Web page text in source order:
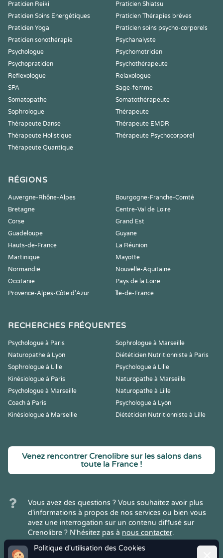
Politique d'utilisation des Cookies
Praticien Reiki
Praticien Shiatsu
Praticien Soins Energétiques
Praticien Thérapies brèves
Praticien Yoga
Praticien soins psycho-corporels
Praticien sonothérapie
Psychanalyste
Psychologue
Psychomotricien
Psychopraticien
Psychothérapeute
Reflexologue
Relaxologue
SPA
Sage-femme
Somatopathe
Somatothérapeute
Sophrologue
Thérapeute
Thérapeute Danse
Thérapeute EMDR
Thérapeute Holistique
Thérapeute Psychocorporel
Thérapeute Quantique
RÉGIONS
Auvergne-Rhône-Alpes
Bourgogne-Franche-Comté
Bretagne
Centre-Val de Loire
Corse
Grand Est
Guadeloupe
Guyane
Hauts-de-France
La Réunion
Martinique
Mayotte
Normandie
Nouvelle-Aquitaine
Occitanie
Pays de la Loire
Provence-Alpes-Côte d'Azur
Île-de-France
RECHERCHES FRÉQUENTES
Psychologue à Paris
Sophrologue à Marseille
Naturopathe à Lyon
Diététicien Nutritionniste à Paris
Sophrologue à Lille
Psychologue à Lille
Kinésiologue à Paris
Naturopathe à Marseille
Psychologue à Marseille
Naturopathe à Lille
Coach à Paris
Psychologue à Lyon
Kinésiologue à Marseille
Diététicien Nutritionniste à Lille
Venez rencontrer Crenolibre sur les salons dans
toute la France !
Vous avez des questions ? Vous souhaitez avoir plus
d'informations à propos de nos services ou bien vous
avez une interrogation sur un contenu diffusé sur
Crenolibre ? N'hésitez pas à nous contacter.